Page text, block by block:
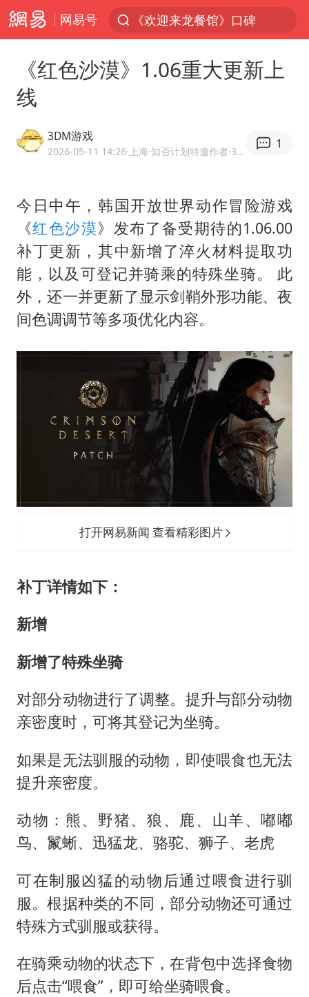
网易号
视频丨中国东方电气集团原党组副书记、董事宋致远被查
直击东北超：哈尔滨vs通辽
白海豚将正面袭击贯穿浙江
商场现钱学森巨幅海报 负责人回应
36岁男演员成景区NPC后人气爆棚
郑丽文：台湾从来没有“独立”过
几元成本的AI广告导致千万市值蒸发
酒店回应车内过夜被收150元
梁家辉百花奖演讲落泪
大V：马科斯把路走绝了
香港正式允许“拒绝抢救”
乐享全民健身 共筑健康中国
《红色沙漠》1.06重大更新上
线
3DM游戏
2026-05-11 14:26·上海 ·知否计划特邀作者·3DMGAME官方网易号
1
今日中午，韩国开放世界动作冒险游戏
《红色沙漠》发布了备受期待的1.06.00
补丁更新，其中新增了淬火材料提取功
能，以及可登记并骑乘的特殊坐骑。 此
外，还一并更新了显示剑鞘外形功能、夜
间色调调节等多项优化内容。
打开网易新闻 查看精彩图片
补丁详情如下：
新增
新增了特殊坐骑
对部分动物进行了调整。提升与部分动物
亲密度时，可将其登记为坐骑。
如果是无法驯服的动物，即使喂食也无法
提升亲密度。
动物：熊、野猪、狼、鹿、山羊、嘟嘟
鸟、鬣蜥、迅猛龙、骆驼、狮子、老虎
可在制服凶猛的动物后通过喂食进行驯
服。根据种类的不同，部分动物还可通过
特殊方式驯服或获得。
在骑乘动物的状态下，在背包中选择食物
后点击“喂食”，即可给坐骑喂食。